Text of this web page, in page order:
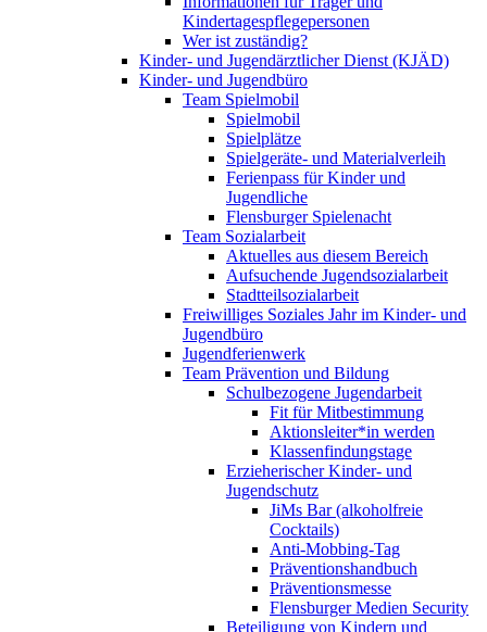
Kindertagespflegepersonen
Wer ist zuständig?
Kinder- und Jugendärztlicher Dienst (KJÄD)
Kinder- und Jugendbüro
Team Spielmobil
Spielmobil
Spielplätze
Spielgeräte- und Materialverleih
Ferienpass für Kinder und
Jugendliche
Flensburger Spielenacht
Team Sozialarbeit
Aktuelles aus diesem Bereich
Aufsuchende Jugendsozialarbeit
Stadtteilsozialarbeit
Freiwilliges Soziales Jahr im Kinder- und
Jugendbüro
Jugendferienwerk
Team Prävention und Bildung
Schulbezogene Jugendarbeit
Fit für Mitbestimmung
Aktionsleiter*in werden
Klassenfindungstage
Erzieherischer Kinder- und
Jugendschutz
JiMs Bar (alkoholfreie
Cocktails)
Anti-Mobbing-Tag
Präventionshandbuch
Präventionsmesse
Flensburger Medien Security
Beteiligung von Kindern und